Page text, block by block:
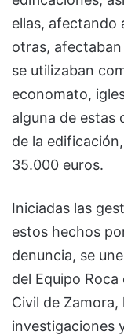
ellas, afectando
otras,
se utilizaban
economato,
alguna de estas
de la
35.000 euros.
Iniciadas las
estos hechos
denuncia, se
del Equipo
Civil de
investigaciones